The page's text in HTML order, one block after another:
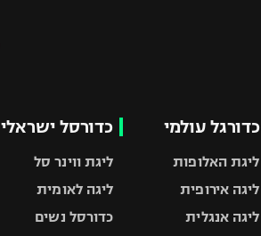
כדורגל עולמי
ליגת האלופות
ליגה אירופית
ליגה אנגלית
כדורסל ישראלי
ליגת ווינר סל
ליגה לאומית
כדורסל נשים